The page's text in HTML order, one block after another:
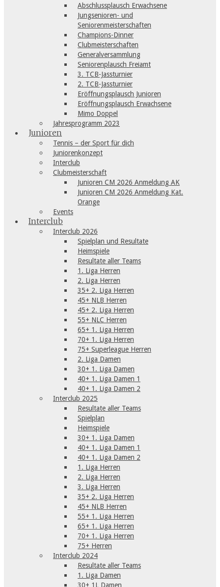
Abschlussplausch Erwachsene
Jungsenioren- und
Seniorenmeisterschaften
Champions-Dinner
Clubmeisterschaften
Generalversammlung
Seniorenplausch Freiamt
3. TCB-Jassturnier
2. TCB-Jassturnier
Eröffnungsplausch Junioren
Eröffnungsplausch Erwachsene
Mimo Doppel
Jahresprogramm 2023
Junioren
Tennis – der Sport für dich
Juniorenkonzept
Interclub
Clubmeisterschaft
Junioren CM 2026 Anmeldung AK
Junioren CM 2026 Anmeldung Kat.
Orange
Events
Interclub
Interclub 2026
Spielplan und Resultate
Heimspiele
Resultate aller Teams
1. Liga Herren
2. Liga Herren
35+ 2. Liga Herren
45+ NLB Herren
45+ 2. Liga Herren
55+ NLC Herren
65+ 1. Liga Herren
70+ 1. Liga Herren
75+ Superleague Herren
2. Liga Damen
30+ 1. Liga Damen
40+ 1. Liga Damen 1
40+ 1. Liga Damen 2
Interclub 2025
Resultate aller Teams
Spielplan
Heimspiele
30+ 1. Liga Damen
40+ 1. Liga Damen 1
40+ 1. Liga Damen 2
1. Liga Herren
2. Liga Herren
3. Liga Herren
35+ 2. Liga Herren
45+ NLB Herren
55+ 1. Liga Herren
65+ 1. Liga Herren
70+ 1. Liga Herren
75+ Herren
Interclub 2024
Resultate aller Teams
1. Liga Damen
30+ 1L Damen